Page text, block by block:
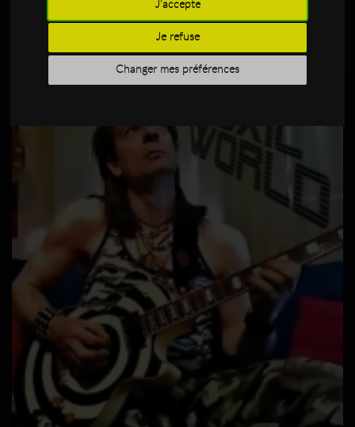
J'accepte
Je refuse
Changer mes préférences